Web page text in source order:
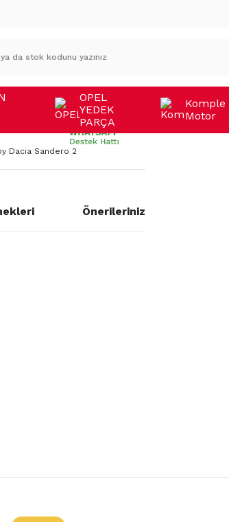
OPEL
YEDEK
PARÇA
Komple
Motor
Dacia Sandero 2
Önerileriniz